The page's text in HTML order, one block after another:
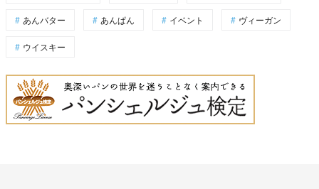
あんバター あんぱん イベント ヴィーガン
ウイスキー